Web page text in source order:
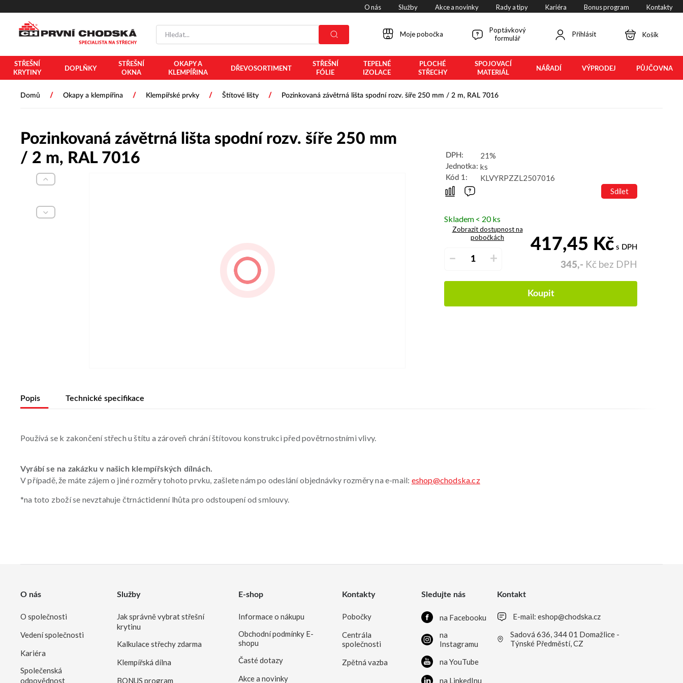
O nás Služby Akce a novinky Rady a tipy Kariéra Bonus program Kontakty
Moje pobočka
Poptávkový
formulář
Přihlásit Košík
STŘEŠNÍ
KRYTINY
DOPLŇKY
STŘEŠNÍ
OKNA
OKAPY A
KLEMPÍŘINA
DŘEVOSORTIMENT
STŘEŠNÍ
FÓLIE
TEPELNÉ
IZOLACE
PLOCHÉ
STŘECHY
SPOJOVACÍ
MATERIÁL
NÁŘADÍ VÝPRODEJ PŮJČOVNA
Domů / Okapy a klempířina / Klempířské prvky / Štítové lišty / Pozinkovaná závětrná lišta spodní rozv. šíře 250 mm / 2 m, RAL 7016
Pozinkovaná závětrná lišta spodní rozv. šíře 250 mm
/ 2 m, RAL 7016
DPH: 21%
Jednotka: ks
Kód 1: KLVYRPZZL2507016
Sdílet
Skladem < 20 ks
Zobrazit dostupnost na
pobočkách
– +
417,45 Kč s DPH
345,- Kč bez DPH
Koupit
Popis Technické specifikace
Používá se k zakončení střech u štítu a zároveň chrání štítovou konstrukci před povětrnostními vlivy.
Vyrábí se na zakázku v našich klempířských dílnách.
V případě, že máte zájem o jiné rozměry tohoto prvku, zašlete nám po odeslání objednávky rozměry na e-mail: eshop@chodska.cz
*na toto zboží se nevztahuje čtrnáctidenní lhůta pro odstoupení od smlouvy.
O nás
O společnosti
Vedení společnosti
Kariéra
Společenská
odpovědnost
Služby
Jak správně vybrat střešní
krytinu
Kalkulace střechy zdarma
Klempířská dílna
BONUS program
E-shop
Informace o nákupu
Obchodní podmínky E-
shopu
Časté dotazy
Akce a novinky
Kontakty
Pobočky
Centrála
společnosti
Zpětná vazba
Sledujte nás
na Facebooku
na
Instagramu
na YouTube
na LinkedInu
Kontakt
E-mail:eshop@chodska.cz
Sadová 636, 344 01 Domažlice -
Týnské Předměstí, CZ